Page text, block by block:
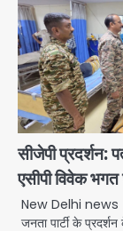
सीजेपी प्रदर्शन:
एसीपी विवेक
New Delhi news
जनता पार्टी के